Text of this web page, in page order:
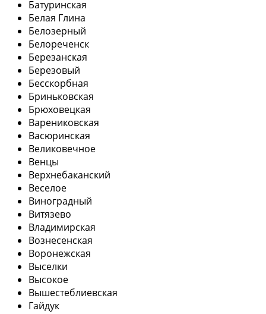
Батуринская
Белая Глина
Белозерный
Белореченск
Березанская
Березовый
Бесскорбная
Бриньковская
Брюховецкая
Варениковская
Васюринская
Великовечное
Венцы
Верхнебаканский
Веселое
Виноградный
Витязево
Владимирская
Вознесенская
Воронежская
Выселки
Высокое
Вышестеблиевская
Гайдук